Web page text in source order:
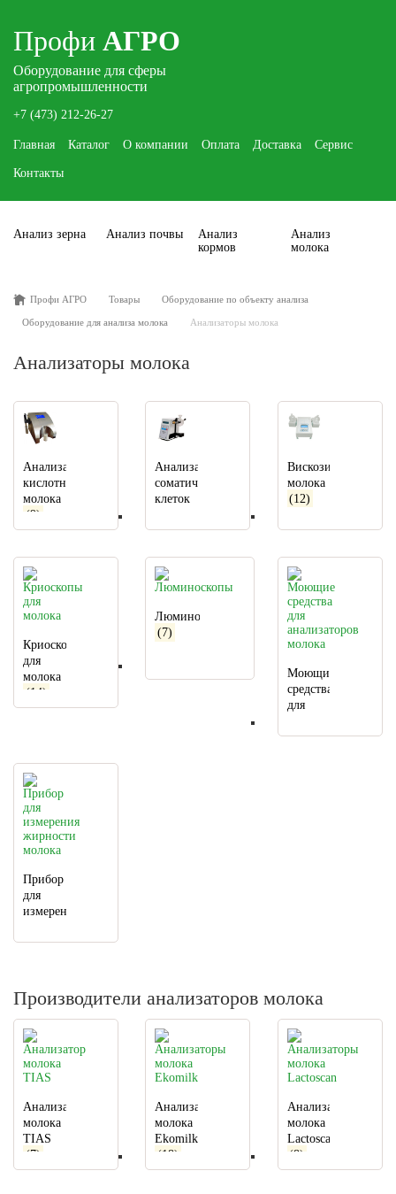
Профи АГРО
Оборудование для сферы
агропромышленности
+7 (473) 212-26-27
Главная Каталог О компании Оплата Доставка Сервис
Контакты
Анализ зерна Анализ почвы
Анализ
кормов
Анализ
молока
Профи АГРО Товары Оборудование по объекту анализа
Оборудование для анализа молока Анализаторы молока
Анализаторы молока
Анализатор
кислотности
молока
(9)
Анализатор
соматических
клеток
молоке
Вискозиметр
молока
(12)
Криоскопы
для
молока
(14)
Люминоскопы
(7)
Моющие
средства
для
молока
Прибор
для
измерения
молока
Производители анализаторов молока
Анализатор
молока
TIAS
(7)
Анализаторы
молока
Ekomilk
(18)
Анализаторы
молока
Lactoscan
(8)